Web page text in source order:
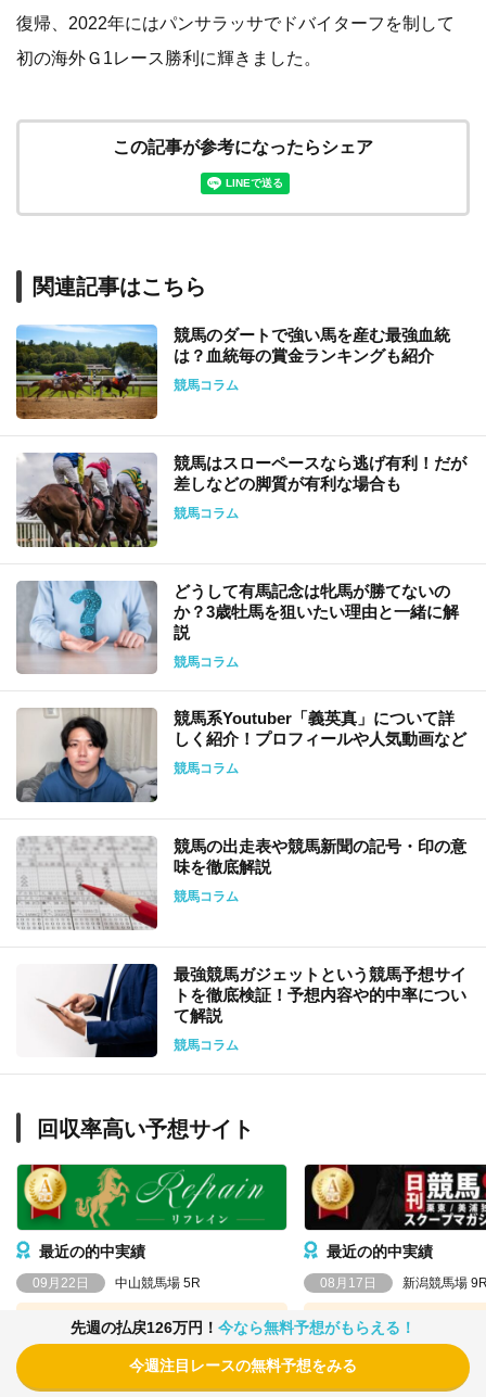
復帰、2022年にはパンサラッサでドバイターフを制して
初の海外Ｇ1レース勝利に輝きました。
この記事が参考になったらシェア
関連記事はこちら
競馬のダートで強い馬を産む最強血統
は？血統毎の賞金ランキングも紹介
競馬コラム
競馬はスローペースなら逃げ有利！だが
差しなどの脚質が有利な場合も
競馬コラム
どうして有馬記念は牝馬が勝てないの
か？3歳牡馬を狙いたい理由と一緒に解
説
競馬コラム
競馬系Youtuber「義英真」について詳
しく紹介！プロフィールや人気動画など
競馬コラム
競馬の出走表や競馬新聞の記号・印の意
味を徹底解説
競馬コラム
最強競馬ガジェットという競馬予想サイ
トを徹底検証！予想内容や的中率につい
て解説
競馬コラム
回収率高い予想サイト
最近の的中実績
09月22日 中山競馬場 5R
13 10 5
払戻金
最近の的中実績
08月17日 新潟競馬場
3連単 12
投資金
先週の払戻126万円！ 今なら無料予想がもらえる！
今週注目レースの無料予想をみる